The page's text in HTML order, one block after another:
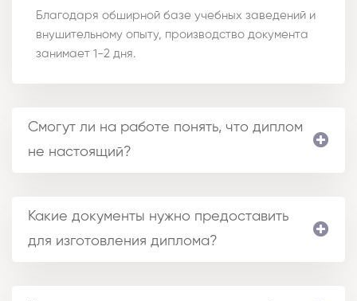
Благодаря обширной базе учебных заведений и
внушительному опыту, производство документа
занимает 1-2 дня.
Смогут ли на работе понять, что диплом
не настоящий?
Какие документы нужно предоставить
для изготовления диплома?